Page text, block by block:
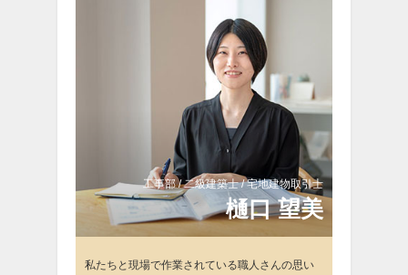
工事部 / 二級建築士 / 宅地建物取引士
樋口 望美
私たちと現場で作業されている職人さんの思い